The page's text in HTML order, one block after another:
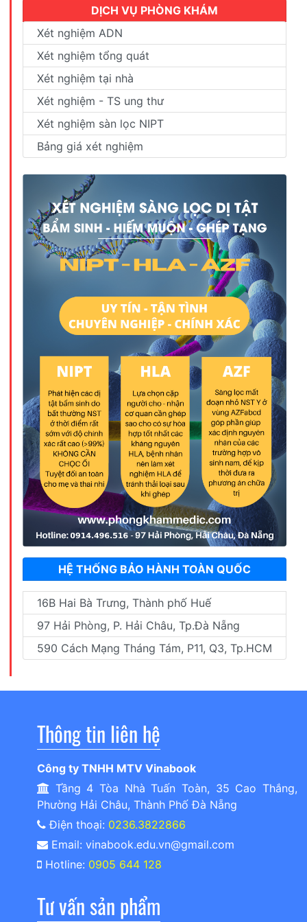
DỊCH VỤ PHÒNG KHÁM
Xét nghiệm ADN
Xét nghiệm tổng quát
Xét nghiệm tại nhà
Xét nghiệm - TS ung thư
Xét nghiệm sàn lọc NIPT
Bảng giá xét nghiệm
HỆ THỐNG BẢO HÀNH TOÀN QUỐC
16B Hai Bà Trưng, Thành phố Huế
97 Hải Phòng, P. Hải Châu, Tp.Đà Nẵng
590 Cách Mạng Tháng Tám, P11, Q3, Tp.HCM
Thông tin liên hệ
Công ty TNHH MTV Vinabook
Tầng 4 Tòa Nhà Tuấn Toàn, 35 Cao Thắng,
Phường Hải Châu, Thành Phố Đà Nẵng
Điện thoại: 0236.3822866
Email: vinabook.edu.vn@gmail.com
Hotline: 0905 644 128
Tư vấn sản phẩm